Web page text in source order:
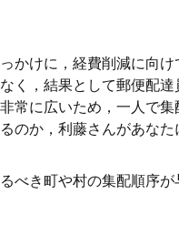
かけに，経費削減に向
く，結果として郵便配
常に広いため，一人で
のか，利藤さんがあなた
べき町や村の集配順序